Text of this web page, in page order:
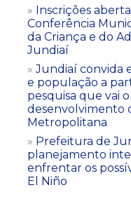
Inscrições
Conferência
da Criança e do
Jundiaí
Jundiaí convida
e população a
pesquisa que vai
desenvolvimento
Metropolitana
Prefeitura de
planejamento
enfrentar os
El Niño